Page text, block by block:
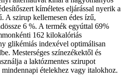
kíméletes eljárással nyerik a
A szirup kellemesen édes ízű,
6 %. A termék egyúttal 69%
162 kilokalóriás
glikémiás indexével optimálisan
Mesterséges színezékektől és
a laktózmentes szirupot
mindennapi ételekhez vagy italokhoz.